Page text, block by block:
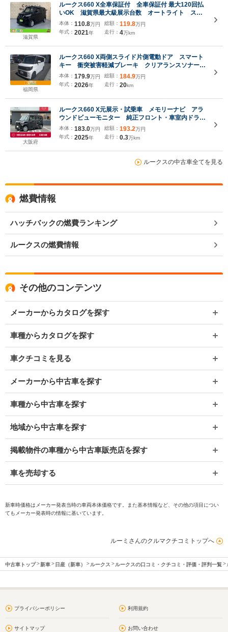
滋賀県
ルークス660 X全車保証付 全車保証付 最大120回払
いOK 滋賀県最大級展示台数 オートライト ステ
アリングスイッチ リアスリムサーキュレーター ロ
ールサンシェード センターアームレストアイドリン
グストップ 追突防止
本体： 110.8万円
年式： 2021年
総額： 119.8万円
走行： 4万km
福岡県
ルークス660 X両側スライド片側電動ドア スマート
キー 衝突被害軽減ブレーキ クリアランスソナー
ECS LEDヘッドライト
本体： 179.9万円
年式： 2026年
総額： 184.9万円
走行： 20km
大阪府
ルークス660 X元展示・試乗車 メモリーナビ アラ
ウンドビューモニター 純正フロント・車室内ドライ
ブレコーダー ETC2.0 両側オートスライドドア
インテリジェントキー LEDヘッドライト エマージ
ェンシーブレーキ
本体： 183.0万円
年式： 2025年
総額： 193.2万円
走行： 0.3万km
ルークスの中古車全てを見る
燃費情報
ハッチバックの燃費ランキング
ルークスの燃費情報
その他のコンテンツ
メーカーからカタログを探す
車種からカタログを探す
車クチコミを見る
メーカーから中古車を探す
車種から中古車を探す
地域から中古車を探す
掲載物件の車種から中古車販売店を探す
車を売却する
新車時価格はメーカー発表当時の車両本体価格です。また基本情報など、その他の項目につい
てもメーカー発表時の情報に基いています。
ルーミさんのクルマクチコミトップへ
中古車トップ 新車 日産（新車） ルークス ルークスの口コミ・クチコミ・評価・評判一覧
プライバシーポリシー 利用規約
サイトマップ お問い合わせ